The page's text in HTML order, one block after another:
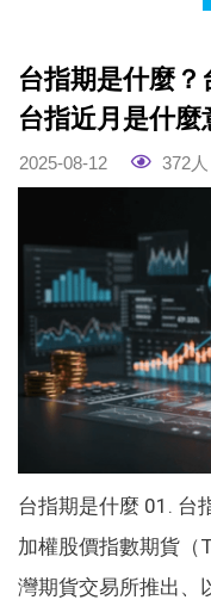
台指期是什麼？
台指近月是什麼
2025-08-12 372人
台指期是什麼 01. 台
加權股價指數期貨（
灣期貨交易所推出、